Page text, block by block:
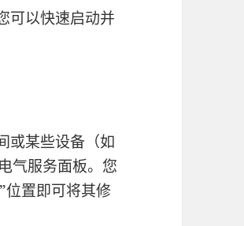
可以快速启动并
或某些设备（如
气服务面板。您
位置即可将其修